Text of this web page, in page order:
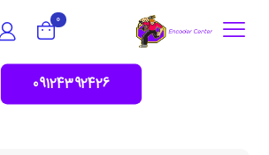
0
09124392426